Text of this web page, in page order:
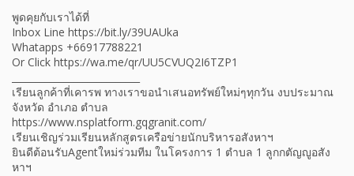
พูดคุยกับเราได้ที่
Inbox Line https://bit.ly/39UAUka
Whatapps +66917788221
Or Click https://wa.me/qr/UU5CVUQ2I6TZP1
เรียนลูกค้าที่เคารพ ทางเราขอนำเสนอทรัพย์ใหม่ๆทุกวัน งบประมาณ
จังหวัด อำเภอ ตำบล
https://www.nsplatform.gqgranit.com/
เรียนเชิญร่วมเรียนหลักสูตรเครือข่ายนักบริหารอสังหาฯ
ยินดีต้อนรับAgentใหม่ร่วมทีม ในโครงการ 1 ตำบล 1 ลูกกตัญญูอสัง
หาฯ